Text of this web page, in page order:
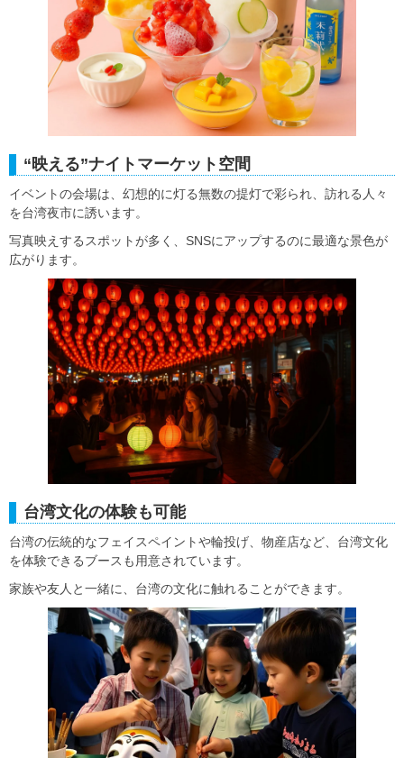
“映える”ナイトマーケット空間
イベントの会場は、幻想的に灯る無数の提灯で彩られ、訪れる人々
を台湾夜市に誘います。
写真映えするスポットが多く、SNSにアップするのに最適な景色が
広がります。
台湾文化の体験も可能
台湾の伝統的なフェイスペイントや輪投げ、物産店など、台湾文化
を体験できるブースも用意されています。
家族や友人と一緒に、台湾の文化に触れることができます。